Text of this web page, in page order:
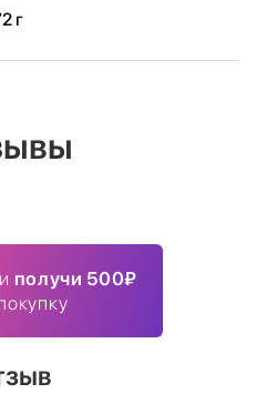
г
получи 500₽